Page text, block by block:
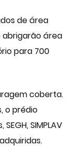
de área
área
para 700
coberta.
o prédio
SIMPLAV